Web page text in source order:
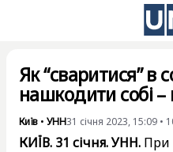
Як “сваритися” в
нашкодити собі
Київ • УНН31 січня 2023, 15:09 •
КИЇВ. 31 січня. УНН. При